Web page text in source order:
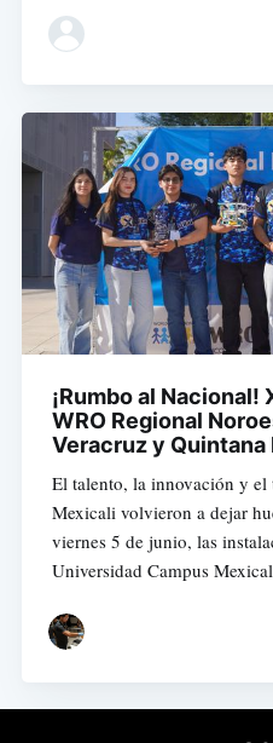
¡Rumbo al
WRO Regional
Veracruz y Quintana
El talento, la innovación y el
Mexicali volvieron a dejar
viernes 5 de junio, las
Universidad Campus